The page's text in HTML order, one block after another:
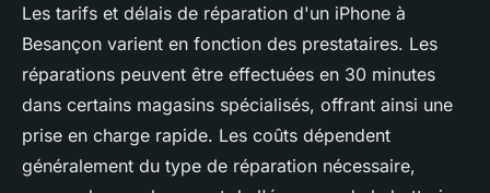
Les tarifs et délais de réparation d'un iPhone à
Besançon varient en fonction des prestataires. Les
réparations peuvent être effectuées en 30 minutes
dans certains magasins spécialisés, offrant ainsi une
prise en charge rapide. Les coûts dépendent
généralement du type de réparation nécessaire,